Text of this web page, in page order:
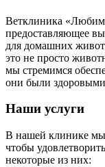
Ветклиника
предоставляющее
для домашних
это не просто
мы стремимся
они были
Наши услуги
В нашей клинике мы
чтобы
некоторые из них: